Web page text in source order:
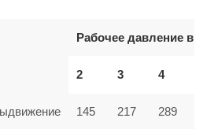
Рабочее давление в
2 3 4
145 217 289